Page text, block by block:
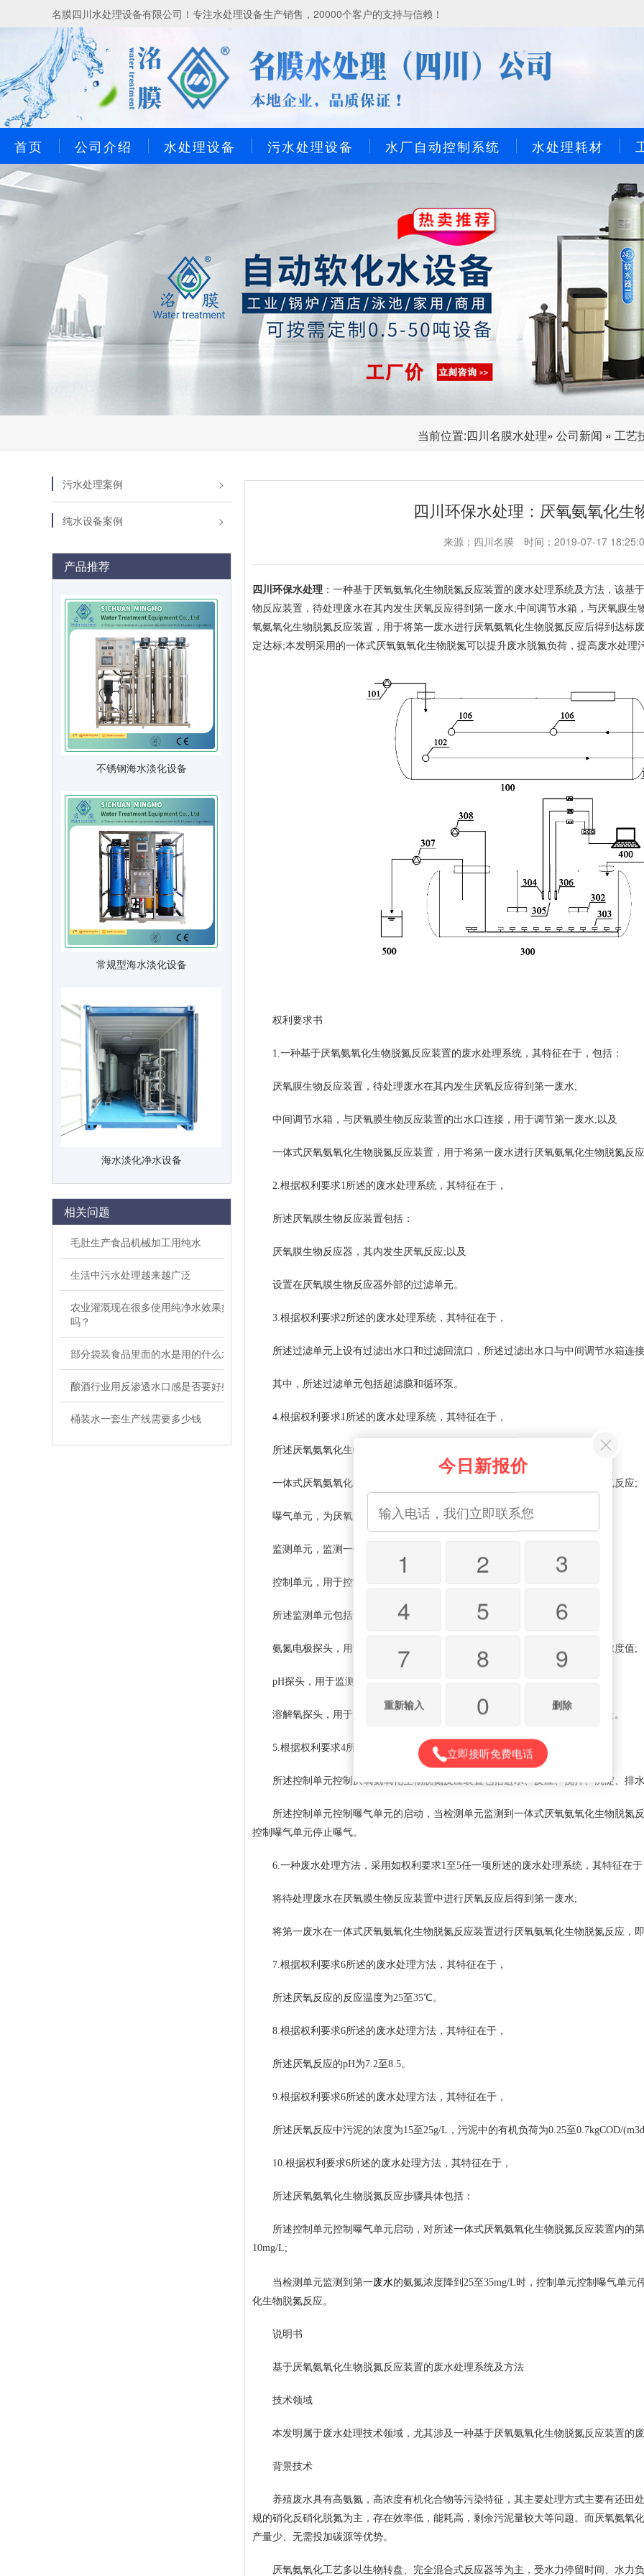
名膜四川水处理设备有限公司！专注水处理设备生产销售，20000个客户的支持与信赖！
首页 公司介绍 水处理设备 污水处理设备 水厂自动控制系统 水处理耗材
当前位置:四川名膜水处理» 公司新闻 » 工艺
污水处理案例
纯水设备案例
产品推荐
不锈钢海水淡化设备
常规型海水淡化设备
海水淡化净水设备
相关问题
毛肚生产食品机械加工用纯水
生活中污水处理越来越广泛
农业灌溉现在很多使用纯净水效果好
吗？
部分袋装食品里面的水是用的什么水
酿酒行业用反渗透水口感是否要好些
桶装水一套生产线需要多少钱
四川环保水处理：厌氧氨氧化生
来源：四川名膜 时间：2019-07-17
四川环保水处理 ：一种基于厌氧氨氧化生物脱氮反应装置的废水处理系统及方法，该
物反应装置，待处理废水在其内发生厌氧反应得到第一废水;中间调节水箱，与厌氧膜
氧氨氧化生物脱氮反应装置，用于将第一废水进行厌氧氨氧化生物脱氮反应后得到达标
定达标;本发明采用的一体式厌氧氨氧化生物脱氮可以提升废水脱氮负荷，提高废水处理
权利要求书
1.一种基于厌氧氨氧化生物脱氮反应装置的废水处理系统，其特征在于，包括：
厌氧膜生物反应装置，待处理废水在其内发生厌氧反应得到第一废水;
中间调节水箱，与厌氧膜生物反应装置的出水口连接，用于调节第一废水;以及
一体式厌氧氨氧化生物脱氮反应装置，用于将第一废水进行厌氧氨氧化生物脱氮反应
2.根据权利要求1所述的废水处理系统，其特征在于，
所述厌氧膜生物反应装置包括：
厌氧膜生物反应器，其内发生厌氧反应;以及
设置在厌氧膜生物反应器外部的过滤单元。
3.根据权利要求2所述的废水处理系统，其特征在于，
所述过滤单元上设有过滤出水口和过滤回流口，所述过滤出水口与中间调节水箱连
其中，所述过滤单元包括超滤膜和循环泵。
4.根据权利要求1所述的废水处理系统，其特征在于，
所述厌氧氨氧化生物脱氮反应装置包括：
一体式厌氧氨氧化生物脱氮反应器，第一废水在其内进行厌氧氨氧化生物脱氮反应;
曝气单元，为厌氧氨氧化生物脱氮反应过程中提供曝气;
监测单元，监测一体式膜生物反应器中混合液的参数;以及
控制单元，用于控制该厌氧氨氧化生物脱氮反应装置的内反应的进行;
所述监测单元包括：
氨氮电极探头，用于监测一体式厌氧氨氧化生物脱氮反应器内混合液的氨氮浓度值;
pH探头，用于监测一体式厌氧氨氧化生物脱氮反应器内混合液的pH值;以及
溶解氧探头，用于监测一体式厌氧氨氧化生物脱氮反应器内混合液的溶解氧量。
5.根据权利要求4所述的废水处理系统，其特征在于，
所述控制单元控制厌氧氨氧化生物脱氮反应装置包括进水、反应、搅拌、沉淀、排
所述控制单元控制曝气单元的启动，当检测单元监测到一体式厌氧氨氧化生物脱氮
控制曝气单元停止曝气。
6.一种废水处理方法，采用如权利要求1至5任一项所述的废水处理系统，其特征在于
将待处理废水在厌氧膜生物反应装置中进行厌氧反应后得到第一废水;
将第一废水在一体式厌氧氨氧化生物脱氮反应装置进行厌氧氨氧化生物脱氮反应，即
7.根据权利要求6所述的废水处理方法，其特征在于，
所述厌氧反应的反应温度为25至35℃。
8.根据权利要求6所述的废水处理方法，其特征在于，
所述厌氧反应的pH为7.2至8.5。
9.根据权利要求6所述的废水处理方法，其特征在于，
所述厌氧反应中污泥的浓度为15至25g/L，污泥中的有机负荷为0.25至0.7kgCOD/
10.根据权利要求6所述的废水处理方法，其特征在于，
所述厌氧氨氧化生物脱氮反应步骤具体包括：
所述控制单元控制曝气单元启动，对所述一体式厌氧氨氧化生物脱氮反应装置内的
10mg/L;
当检测单元监测到第一废水的氨氮浓度降到25至35mg/L时，控制单元控制曝气单
化生物脱氮反应。
说明书
基于厌氧氨氧化生物脱氮反应装置的废水处理系统及方法
技术领域
本发明属于废水处理技术领域，尤其涉及一种基于厌氧氨氧化生物脱氮反应装置的废
背景技术
养殖废水具有高氨氮，高浓度有机化合物等污染特征，其主要处理方式主要有还田
规的硝化反硝化脱氮为主，存在效率低，能耗高，剩余污泥量较大等问题。而厌氧氨氧
产量少、无需投加碳源等优势。
厌氧氨氧化工艺多以生物转盘、完全混合式反应器等为主，受水力停留时间、水力
今日新报价
1 2
3
4
5
6
7
8 9
重新输入 0 删除
立即接听免费电话